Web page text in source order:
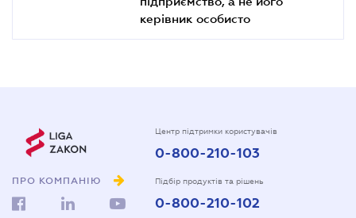
керівник особисто
ПРО КОМПАНІЮ
Центр підтримки користувачів
0-800-210-103
Підбір продуктів та рішень
0-800-210-102